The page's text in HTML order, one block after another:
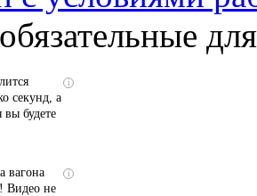
Что
когда
i
секунд, а
вы будете
i
вагона
Видео не